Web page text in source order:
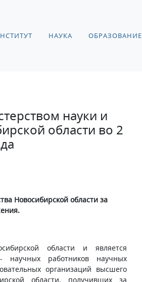
НАУКА ОБРАЗОВАНИЕ
науки и
области во 2
Новосибирской области за
области и является
научных работников научных
организаций высшего
области, получивших за